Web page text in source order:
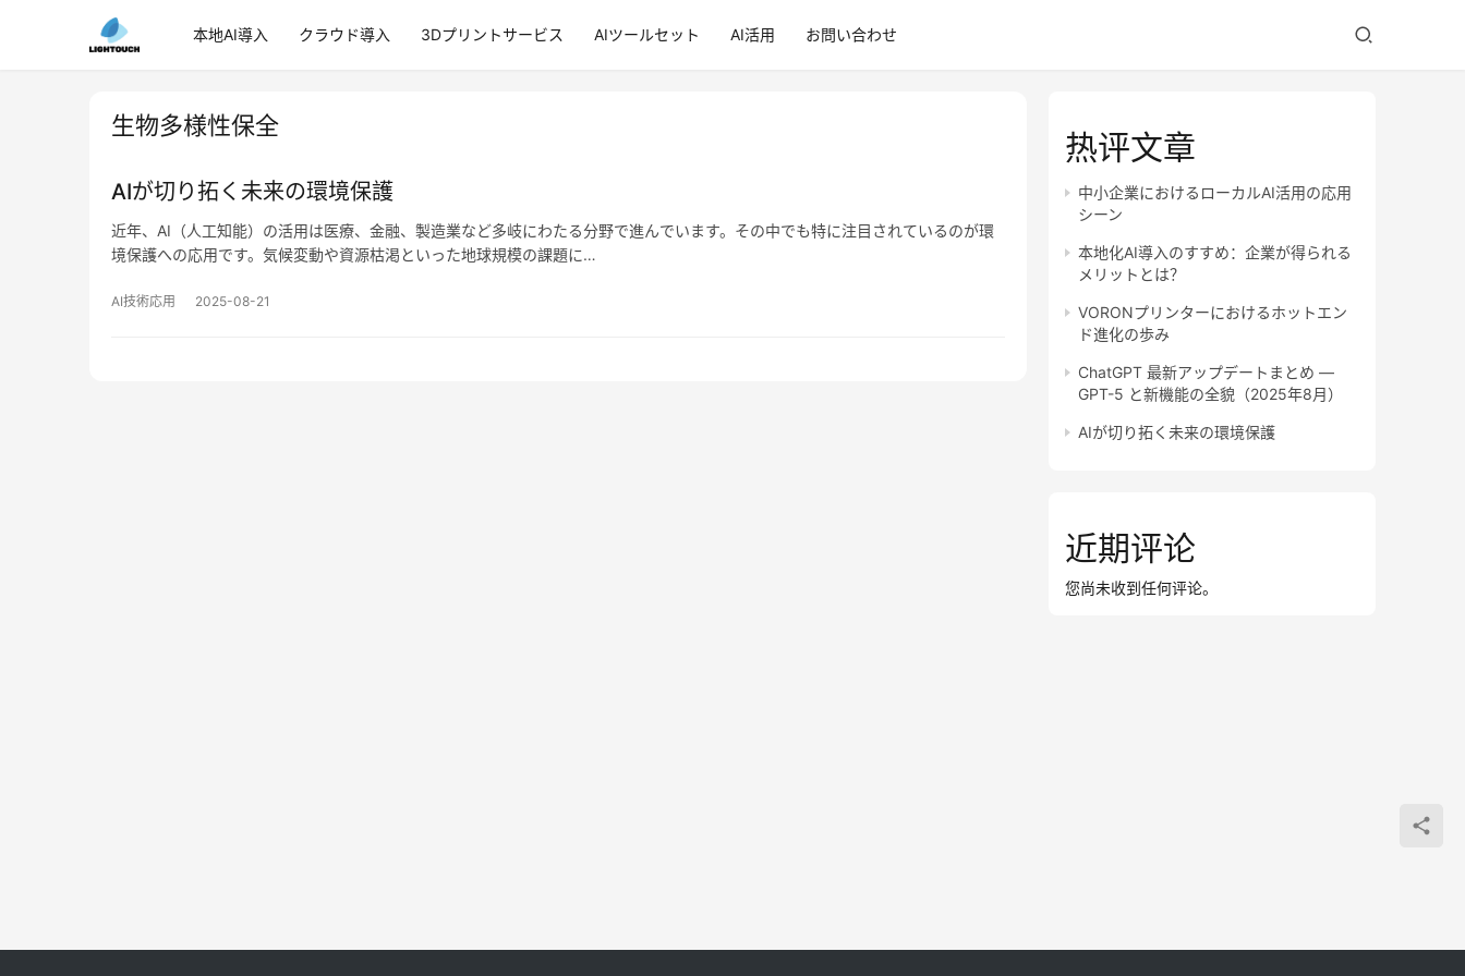
本地AI導入 クラウド導入 3Dプリントサービス AIツールセット AI活用 お問い合わせ
生物多様性保全
AIが切り拓く未来の環境保護
近年、AI（人工知能）の活用は医療、金融、製造業など多岐にわたる分野で進んでいます。その中でも特に注目されているのが環
境保護への応用です。気候変動や資源枯渇といった地球規模の課題に…
AI技術応用 2025-08-21
热评文章
中小企業におけるローカルAI活用の応用
シーン
本地化AI導入のすすめ：企業が得られる
メリットとは？
VORONプリンターにおけるホットエン
ド進化の歩み
ChatGPT 最新アップデートまとめ —
GPT-5 と新機能の全貌（2025年8月）
AIが切り拓く未来の環境保護
近期评论
您尚未收到任何评论。